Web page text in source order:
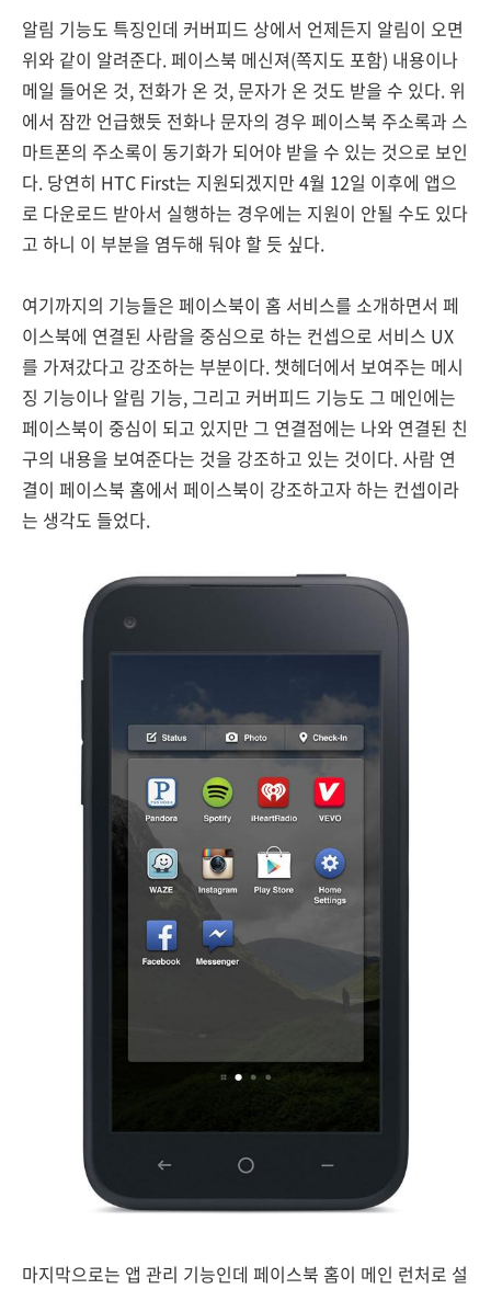
알림 기능도 특징인데 커버피드 상에서 언제든지 알림이 오면
위와 같이 알려준다. 페이스북 메신져(쪽지도 포함) 내용이나
메일 들어온 것, 전화가 온 것, 문자가 온 것도 받을 수 있다. 위
에서 잠깐 언급했듯 전화나 문자의 경우 페이스북 주소록과 스
마트폰의 주소록이 동기화가 되어야 받을 수 있는 것으로 보인
다. 당연히 HTC First는 지원되겠지만 4월 12일 이후에 앱으
로 다운로드 받아서 실행하는 경우에는 지원이 안될 수도 있다
고 하니 이 부분을 염두해 둬야 할 듯 싶다.
여기까지의 기능들은 페이스북이 홈 서비스를 소개하면서 페
이스북에 연결된 사람을 중심으로 하는 컨셉으로 서비스 UX
를 가져갔다고 강조하는 부분이다. 챗헤더에서 보여주는 메시
징 기능이나 알림 기능, 그리고 커버피드 기능도 그 메인에는
페이스북이 중심이 되고 있지만 그 연결점에는 나와 연결된 친
구의 내용을 보여준다는 것을 강조하고 있는 것이다. 사람 연
결이 페이스북 홈에서 페이스북이 강조하고자 하는 컨셉이라
는 생각도 들었다.
마지막으로는 앱 관리 기능인데 페이스북 홈이 메인 런처로 설